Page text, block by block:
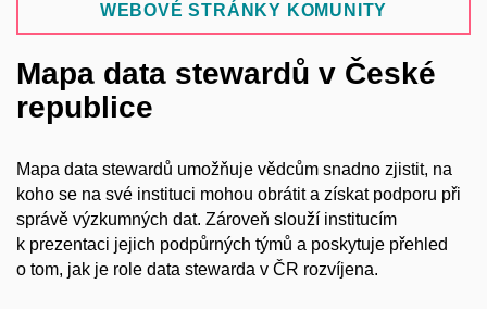
WEBOVÉ STRÁNKY KOMUNITY
Mapa data stewardů v České
republice
Mapa data stewardů umožňuje vědcům snadno zjistit, na
koho se na své instituci mohou obrátit a získat podporu při
správě výzkumných dat. Zároveň slouží institucím
k prezentaci jejich podpůrných týmů a poskytuje přehled
o tom, jak je role data stewarda v ČR rozvíjena.